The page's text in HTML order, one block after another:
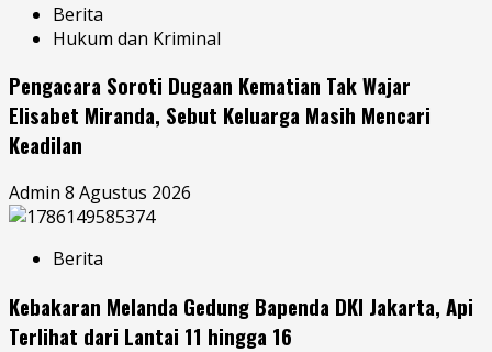
Berita
Hukum dan Kriminal
Pengacara Soroti Dugaan Kematian Tak Wajar
Elisabet Miranda, Sebut Keluarga Masih Mencari
Keadilan
Admin 8 Agustus 2026
Berita
Kebakaran Melanda Gedung Bapenda DKI Jakarta, Api
Terlihat dari Lantai 11 hingga 16